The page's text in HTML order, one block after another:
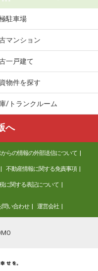
市金山町汐見台
市向陽町
駐車場
マンション
一戸建て
物件を探す
/トランクルーム
へ
らの情報の外部送信について
不動産情報に関する免責事項
に関する表記について
問い合わせ 運営会社